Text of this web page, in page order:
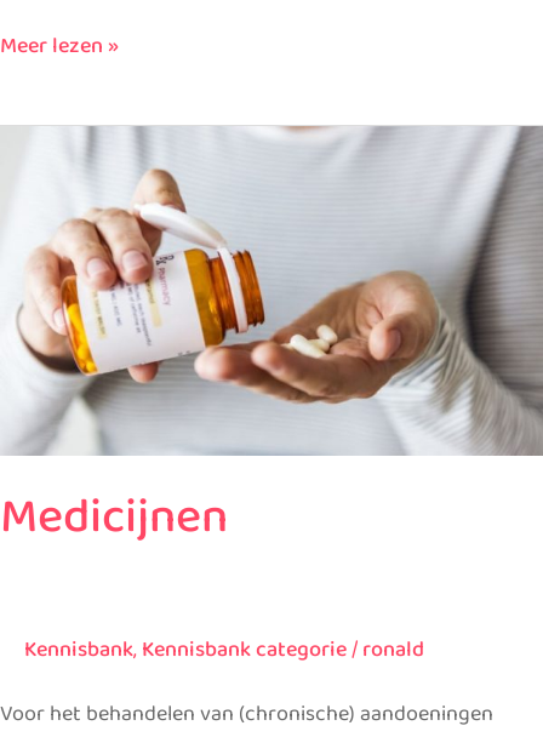
Meer lezen »
Medicijnen
Kennisbank,Kennisbank categorie/ronald
Voor het behandelen van (chronische) aandoeningen